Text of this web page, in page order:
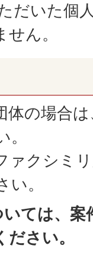
だいた個
ん。
体の場合
ァクシミ
。
ては、案
さい。